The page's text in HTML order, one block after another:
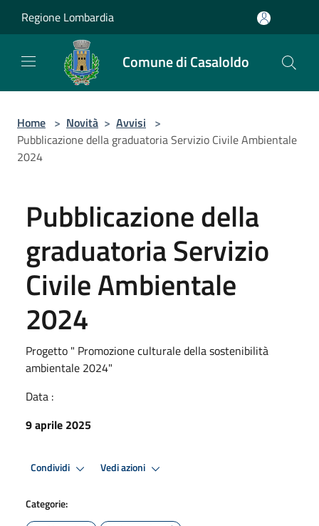
Regione Lombardia
Comune di Casaloldo
Home > Novità > Avvisi >
Pubblicazione della graduatoria Servizio Civile Ambientale
2024
Pubblicazione della
graduatoria Servizio
Civile Ambientale
2024
Progetto " Promozione culturale della sostenibilità
ambientale 2024"
Data :
9 aprile 2025
Condividi Vedi azioni
Categorie: